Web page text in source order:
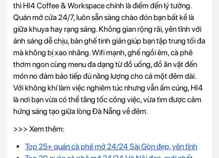
thì HI4 Coffee & Workspace chính là điểm đến lý tưởng.
Quán mở cửa 24/7, luôn sẵn sàng chào đón bạn bất kể là
giữa khuya hay rạng sáng. Không gian rộng rãi, yên tĩnh với
ánh sáng dễ chịu, bàn ghế tinh giản giúp bạn tập trung tối đa
mà không bị xao nhãng. Wifi mạnh, ghế ngồi êm, cà phê
thơm ngon cùng menu đa dạng từ đồ uống, đồ ăn vặt đến
món no đảm bảo tiếp đủ năng lượng cho cả một đêm dài.
Với không khí làm việc nghiêm túc nhưng vẫn ấm cúng, HI4
là nơi bạn vừa có thể tăng tốc công việc, vừa tìm được cảm
hứng sáng tạo giữa lòng Đà Nẵng về đêm.
>>> Xem thêm:
Top 25+ quán cà phê mở 24/24 Sài Gòn đẹp, yên tĩnh